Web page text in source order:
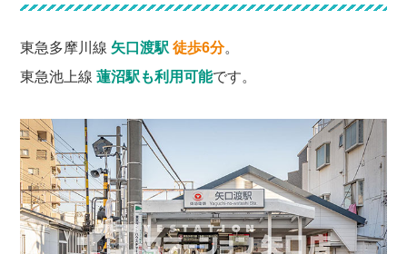
東急多摩川線 矢口渡駅 徒歩6分。
東急池上線蓮沼駅も利用可能です。